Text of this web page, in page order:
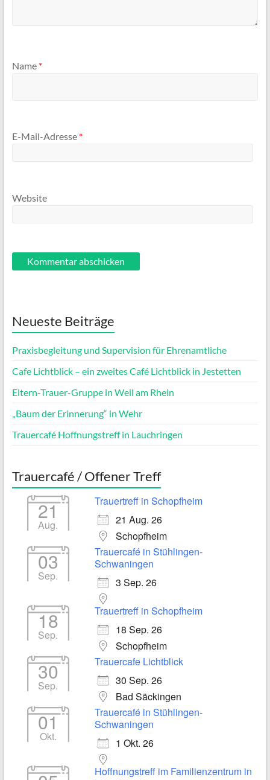
Name *
E-Mail-Adresse *
Website
Neueste Beiträge
Praxisbegleitung und Supervision für Ehrenamtliche
Cafe Lichtblick – ein zweites Café Lichtblick in Jestetten
Eltern-Trauer-Gruppe in Weil am Rhein
„Baum der Erinnerung“ in Wehr
Trauercafé Hoffnungstreff in Lauchringen
Trauercafé / Offener Treff
21
Aug.
Trauertreff in Schopfheim
21 Aug. 26
Schopfheim
03
Sep.
Trauercafé in Stühlingen-
Schwaningen
3 Sep. 26
18
Sep.
Trauertreff in Schopfheim
18 Sep. 26
Schopfheim
30
Sep.
Trauercafe Lichtblick
30 Sep. 26
Bad Säckingen
01
Okt.
Trauercafé in Stühlingen-
Schwaningen
1 Okt. 26
Hoffnungstreff im Familienzentrum in